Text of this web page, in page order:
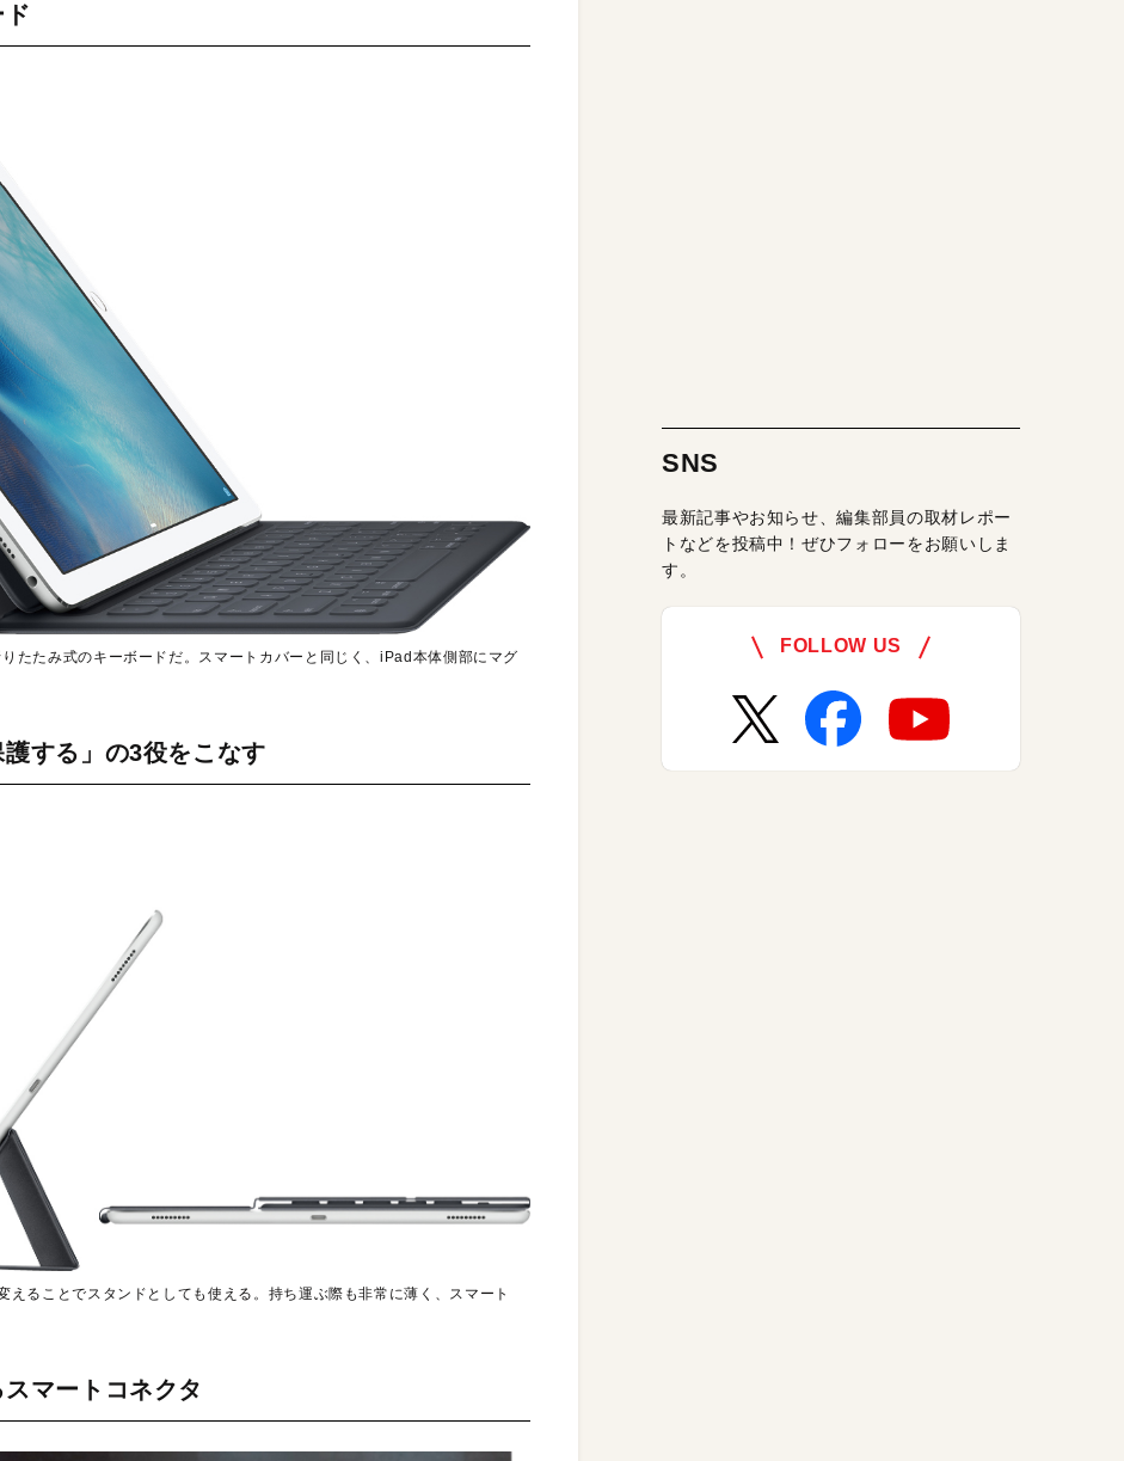
たたみ式のキーボードだ。スマートカバーと同じく、iPad本体側部にマグ
する」の3役をこなす
ることでスタンドとしても使える。持ち運ぶ際も非常に薄く、スマート
マートコネクタ
SNS
最新記事やお知らせ、編集部員の取材レポー
トなどを投稿中！ぜひフォローをお願いしま
す。
FOLLOW US